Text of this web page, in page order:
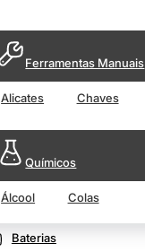
Ferramentas Manuais
Alicates Chaves
Químicos
Álcool Colas
Baterias